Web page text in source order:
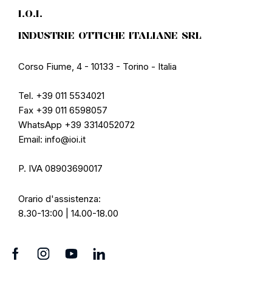
I.O.I.
INDUSTRIE OTTICHE ITALIANE SRL
Corso Fiume, 4 - 10133 - Torino - Italia
Tel. +39 011 5534021
Fax +39 011 6598057
WhatsApp +39 3314052072
Email: info@ioi.it
P. IVA 08903690017
Orario d'assistenza:
8.30-13:00 | 14.00-18.00